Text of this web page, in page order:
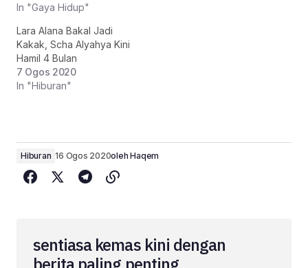
In "Gaya Hidup"
Lara Alana Bakal Jadi
Kakak, Scha Alyahya Kini
Hamil 4 Bulan
7 Ogos 2020
In "Hiburan"
Hiburan 16 Ogos 2020oleh Haqem
sentiasa kemas kini dengan